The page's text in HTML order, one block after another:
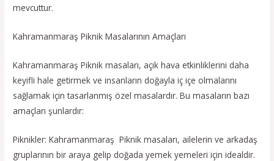
mevcuttur.
Kahramanmaraş Piknik Masalarının Amaçları
Kahramanmaraş Piknik masaları, açık hava etkinliklerini daha
keyifli hale getirmek ve insanların doğayla iç içe olmalarını
sağlamak için tasarlanmış özel masalardır. Bu masaların bazı
amaçları şunlardır:
Piknikler: Kahramanmaraş Piknik masaları, ailelerin ve arkadaş
gruplarının bir araya gelip doğada yemek yemeleri için idealdir.